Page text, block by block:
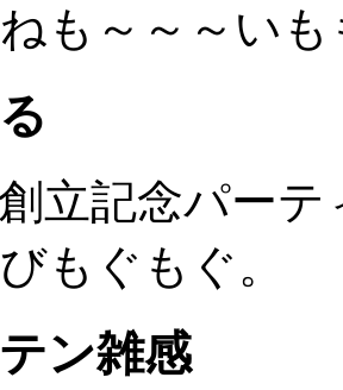
も～～～い
立記念パー
もぐもぐ。
ン雑感